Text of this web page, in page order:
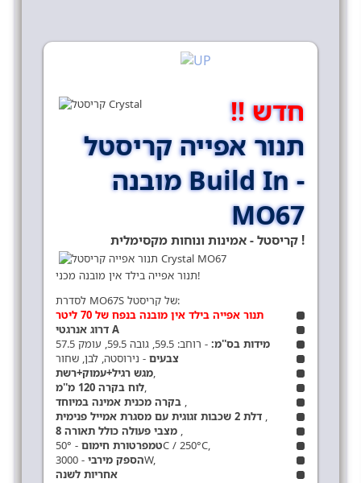
חדש !!
תנור אפייה קריסטל
מובנה Build In -
MO67
קריסטל - אמינות ונוחות מקסימלית !
תנור אפייה בילד אין מובנה מכני!
לסדרת MO67S של קריסטל:
תנור אפייה בילד אין מובנה בנפח של 70 ליטר
דרוג אנרגטי A
מידות בס''מ:- רוחב: 59.5, גובה 59.5, עומק 57.5
צבעים- נירוסטה, לבן, שחור
מגש רגיל+עמוק+רשת,
לוח בקרה 120 מ''מ,
בקרה מכנית אמינה במיוחד ,
דלת 2 שכבות זגוגית עם מסגרת אמייל פנימית ,
8 מצבי פעולה כולל תאורה ,
טמפרטורת חימום- 50°C / 250°C,
הספק מירבי- 3000W,
אחריות לשנה